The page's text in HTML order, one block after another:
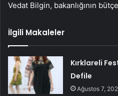
Vedat Bilgin, bakanlığının
İlgili Makaleler
Kırklareli
Defile
Ağustos 7,